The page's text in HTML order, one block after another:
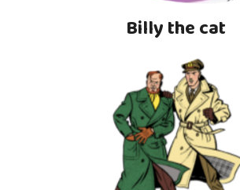
Billy the cat